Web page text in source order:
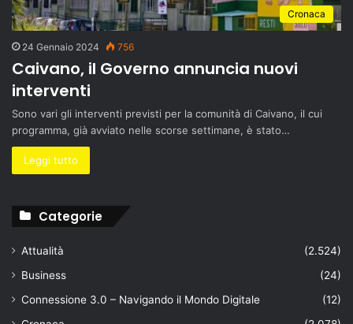
Cronaca
24 Gennaio 2024 756
Caivano, il Governo annuncia nuovi
interventi
Sono vari gli interventi previsti per la comunità di Caivano, il cui
programma, già avviato nelle scorse settimane, è stato…
Leggi tutto
Categorie
Attualità
(2.524)
Business
(24)
Connessione 3.0 – Navigando il Mondo Digitale
(12)